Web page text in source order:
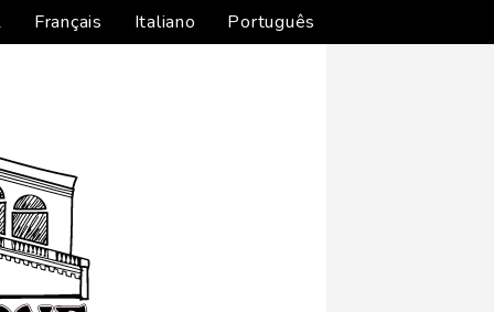
Français Italiano Português